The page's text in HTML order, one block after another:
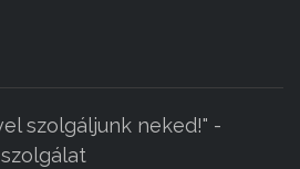
szolgáljunk neked!" -